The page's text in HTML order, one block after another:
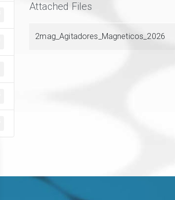
Attached Files
2mag_Agitadores_Magneticos_2026